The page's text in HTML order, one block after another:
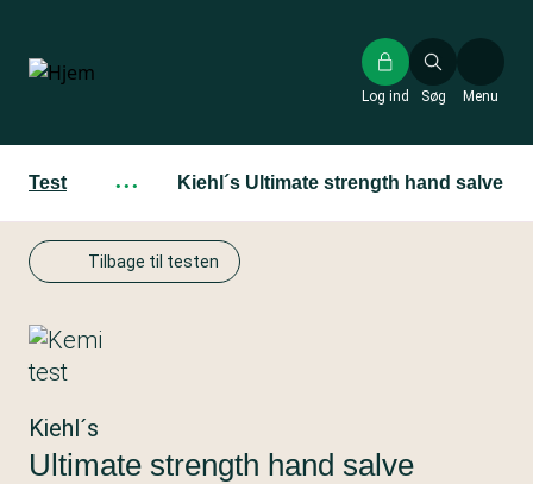
hovedindhold
Søg
Log ind Menu
Test ··· Kiehl´s Ultimate strength hand salve
Tilbage til testen
Kiehl´s
Ultimate strength hand salve